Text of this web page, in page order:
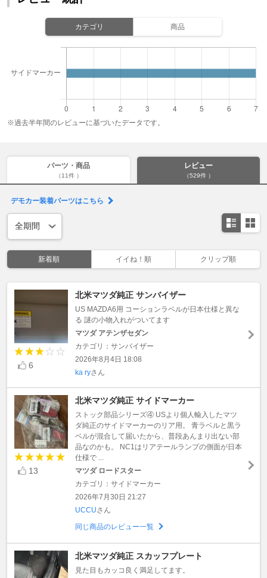
カテゴリ 商品
※過去半年間のレビューに基づいたデータです。
パーツ・商品
（11件 ）
レビュー
（529件 ）
デモカー装着パーツはこちら
新着順 イイね！順 クリップ順
6
北米マツダ純正 サンバイザー
US MAZDA6用 コーションラベルが日本仕様と異な
る 謎の小物入れがついてます
マツダ アテンザセダン
カテゴリ：サンバイザー
2026年8月4日 18:08
ka ryさん
13
北米マツダ純正 サイドマーカー
ストック部品シリーズ④ USより個人輸入したマツ
ダ純正のサイドマーカーのリア用。 青ラベルと黒ラ
ベルが混合して届いたから、普段あんまり出ない部
品なのかも。 NC1はリアテールランプの側面が日本
仕様で ...
マツダ ロードスター
カテゴリ：サイドマーカー
2026年7月30日 21:27
UCCUさん
同じ商品のレビュー一覧
北米マツダ純正 スカッフプレート
見た目もカッコ良く満足してます。